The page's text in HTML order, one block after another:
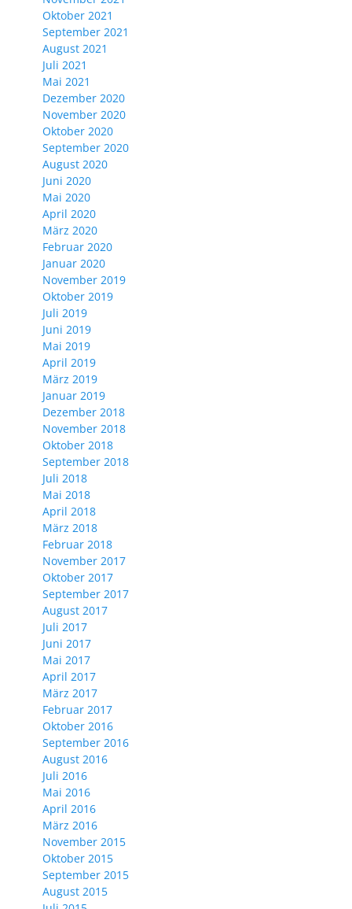
Oktober 2021
September 2021
August 2021
Juli 2021
Mai 2021
Dezember 2020
November 2020
Oktober 2020
September 2020
August 2020
Juni 2020
Mai 2020
April 2020
März 2020
Februar 2020
Januar 2020
November 2019
Oktober 2019
Juli 2019
Juni 2019
Mai 2019
April 2019
März 2019
Januar 2019
Dezember 2018
November 2018
Oktober 2018
September 2018
Juli 2018
Mai 2018
April 2018
März 2018
Februar 2018
November 2017
Oktober 2017
September 2017
August 2017
Juli 2017
Juni 2017
Mai 2017
April 2017
März 2017
Februar 2017
Oktober 2016
September 2016
August 2016
Juli 2016
Mai 2016
April 2016
März 2016
November 2015
Oktober 2015
September 2015
August 2015